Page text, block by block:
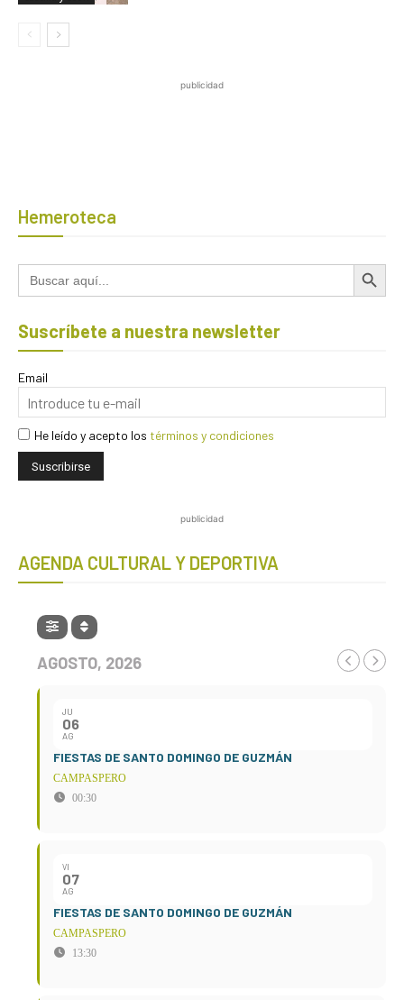
publicidad
Hemeroteca
Buscar: Botón de
Suscríbete a nuestra newsletter
Email
He leído y acepto los términos y condiciones
publicidad
AGENDA CULTURAL Y DEPORTIVA
AGOSTO, 2026
JU
06
AG
FIESTAS DE SANTO DOMINGO DE GUZMÁN
CAMPASPERO
00:30
VI
07
AG
FIESTAS DE SANTO DOMINGO DE GUZMÁN
CAMPASPERO
13:30